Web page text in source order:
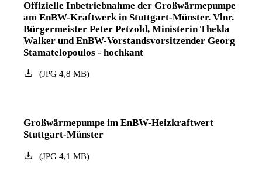
Offizielle Inbetriebnahme der Großwärmepumpe
am EnBW-Kraftwerk in Stuttgart-Münster. Vlnr.
Bürgermeister Peter Petzold, Ministerin Thekla
Walker und EnBW-Vorstandsvorsitzender Georg
Stamatelopoulos - hochkant
(JPG4,8 MB)
Großwärmepumpe im EnBW-Heizkraftwert
Stuttgart-Münster
(JPG4,1 MB)